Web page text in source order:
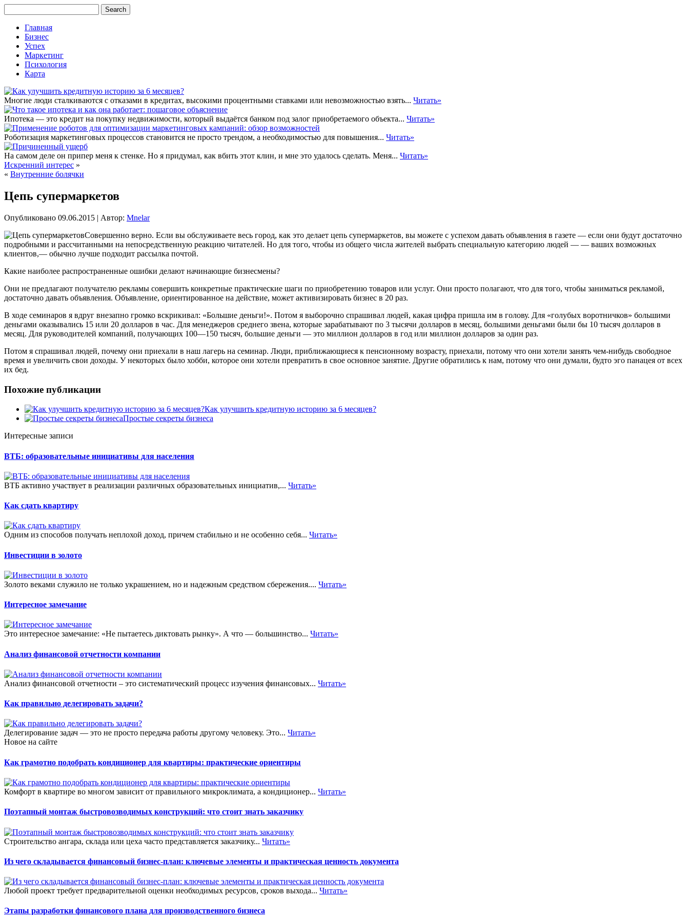
Главная
Бизнес
Успех
Маркетинг
Психология
Карта
Многие люди сталкиваются с отказами в кредитах, высокими процентными ставками или невозможностью взять... Читать»
Ипотека — это кредит на покупку недвижимости, который выдаётся банком под залог приобретаемого объекта... Читать»
Роботизация маркетинговых процессов становится не просто трендом, а необходимостью для повышения... Читать»
На самом деле он припер меня к стенке. Но я придумал, как вбить этот клин, и мне это удалось сделать. Меня... Читать»
Искренний интерес »
« Внутренние болячки
Цепь супермаркетов
Опубликовано 09.06.2015 | Автор: Mnelar
Совершенно верно. Если вы обслуживаете весь город, как это делает цепь супермаркетов, вы можете с успехом давать объявления в газете — если они будут достаточно
подробными и рассчитанными на непосредственную реакцию читателей. Но для того, чтобы из общего числа жителей выбрать специальную категорию людей — — ваших возможных
клиентов,— обычно лучше подходит рассылка почтой.
Какие наиболее распространенные ошибки делают начинающие бизнесмены?
Они не предлагают получателю рекламы совершить конкретные практические шаги по приобретению товаров или услуг. Они просто полагают, что для того, чтобы заниматься рекламой,
достаточно давать объявления. Объявление, ориентированное на действие, может активизировать бизнес в 20 раз.
В ходе семинаров я вдруг внезапно громко вскрикивал: «Большие деньги!». Потом я выборочно спрашивал людей, какая цифра пришла им в голову. Для «голубых воротничков» большими
деньгами оказывались 15 или 20 долларов в час. Для менеджеров среднего звена, которые зарабатывают по 3 тысячи долларов в месяц, большими деньгами были бы 10 тысяч долларов в
месяц. Для руководителей компаний, получающих 100—150 тысяч, большие деньги — это миллион долларов в год или миллион долларов за один раз.
Потом я спрашивал людей, почему они приехали в наш лагерь на семинар. Люди, приближающиеся к пенсионному возрасту, приехали, потому что они хотели занять чем-нибудь свободное
время и увеличить свои доходы. У некоторых было хобби, которое они хотели превратить в свое основное занятие. Другие обратились к нам, потому что они думали, будто эго панацея от всех
их бед.
Похожие публикации
Как улучшить кредитную историю за 6 месяцев?
Простые секреты бизнеса
Интересные записи
ВТБ: образовательные инициативы для населения
ВТБ активно участвует в реализации различных образовательных инициатив,... Читать»
Как сдать квартиру
Одним из способов получать неплохой доход, причем стабильно и не особенно себя... Читать»
Инвестиции в золото
Золото веками служило не только украшением, но и надежным средством сбережения.... Читать»
Интересное замечание
Это интересное замечание: «Не пытаетесь диктовать рынку». А что — большинство... Читать»
Анализ финансовой отчетности компании
Анализ финансовой отчетности – это систематический процесс изучения финансовых... Читать»
Как правильно делегировать задачи?
Делегирование задач — это не просто передача работы другому человеку. Это... Читать»
Новое на сайте
Как грамотно подобрать кондиционер для квартиры: практические ориентиры
Комфорт в квартире во многом зависит от правильного микроклимата, а кондиционер... Читать»
Поэтапный монтаж быстровозводимых конструкций: что стоит знать заказчику
Строительство ангара, склада или цеха часто представляется заказчику... Читать»
Из чего складывается финансовый бизнес-план: ключевые элементы и практическая ценность документа
Любой проект требует предварительной оценки необходимых ресурсов, сроков выхода... Читать»
Этапы разработки финансового плана для производственного бизнеса